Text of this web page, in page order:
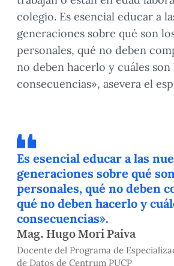
colegio. Es esencial educar a
generaciones sobre qué son
personales, qué no deben
no deben hacerlo y cuáles son
consecuencias», asevera el
Es esencial educar a las
generaciones sobre qué
personales, qué no deben
qué no deben hacerlo y
consecuencias».
Mag. Hugo Mori Paiva
Docente del Programa de
de Datos de Centrum PUCP